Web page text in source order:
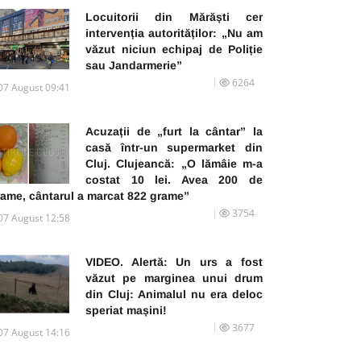
Locuitorii din Mărăști cer
intervenția autorităților: „Nu am
văzut niciun echipaj de Poliție
sau Jandarmerie”
August 09:41 6264
Acuzații de „furt la cântar” la
casă într-un supermarket din
Cluj. Clujeancă: „O lămâie m-a
costat 10 lei. Avea 200 de
cântarul a marcat 822 grame”
August 12:58 3754
VIDEO. Alertă: Un urs a fost
văzut pe marginea unui drum
din Cluj: Animalul nu era deloc
speriat mașini!
August 14:16 3677